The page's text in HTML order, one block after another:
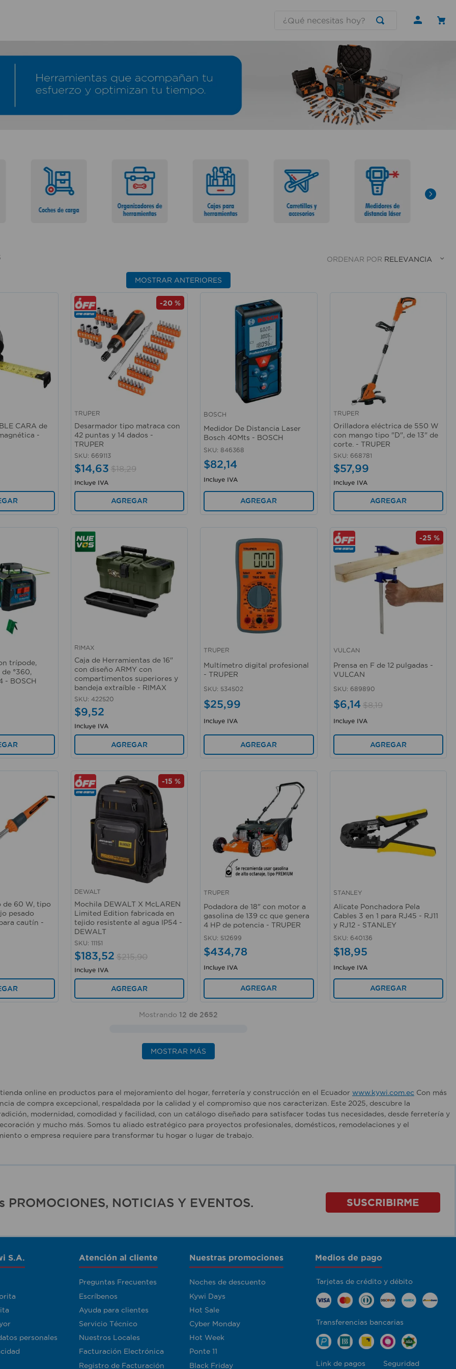
ORDENAR POR RELEVANCIA
MOSTRAR ANTERIORES
CARA de
-
-20 %
TRUPER
Desarmador tipo matraca con
42 puntas y 14 dados -
TRUPER
SKU: 669113
$14,63 $18,29
Incluye IVA
AGREGAR
Vista rápida
BOSCH
Medidor De Distancia Laser
Bosch 40Mts - BOSCH
SKU: 846368
$82,14
Incluye IVA
AGREGAR
TRUPER
Orilladora eléctrica de 550 W
con mango tipo "D", de 13" de
corte. - TRUPER
SKU: 668781
$57,99
Incluye IVA
AGREGAR
trípode,
°360,
- BOSCH
RIMAX
Caja de Herramientas de 16"
con diseño ARMY con
compartimentos superiores y
bandeja extraíble - RIMAX
SKU: 422520
$9,52
Incluye IVA
AGREGAR
Vista rápida
TRUPER
Multímetro digital profesional
- TRUPER
SKU: 534502
$25,99
Incluye IVA
AGREGAR
-25 %
Vista rápida
VULCAN
Prensa en F de 12 pulgadas -
VULCAN
SKU: 689890
$6,14 $8,19
Incluye IVA
AGREGAR
de 60 W, tipo
pesado
cautín -
-15 %
DEWALT
Mochila DEWALT X McLAREN
Limited Edition fabricada en
tejido resistente al agua IP54 -
DEWALT
SKU: 11151
$183,52 $215,90
Incluye IVA
AGREGAR
TRUPER
Podadora de 18" con motor a
gasolina de 139 cc que genera
4 HP de potencia - TRUPER
SKU: 512699
$434,78
Incluye IVA
AGREGAR
STANLEY
Alicate Ponchadora Pela
Cables 3 en 1 para RJ45 - RJ11
y RJ12 - STANLEY
SKU: 640136
$18,95
Incluye IVA
AGREGAR
Mostrando 12 de 2652
MOSTRAR MÁS
online en productos para el mejoramiento del hogar, ferretería y construcción en el Ecuador www.kywi.com.ec Con más
de compra excepcional, respaldada por la calidad y el compromiso que nos caracterizan. Este 2025, descubre la
modernidad, comodidad y facilidad, con un catálogo diseñado para satisfacer todas tus necesidades, desde ferretería y
y mucho más. Somos tu aliado estratégico para proyectos profesionales, domésticos, remodelaciones y el
o empresa requiere para transformar tu hogar o lugar de trabajo.
NOTICIAS Y EVENTOS. SUSCRIBIRME
S.A.
personales
Atención al cliente
Preguntas Frecuentes
Escríbenos
Ayuda para clientes
Servicio Técnico
Nuestros Locales
Facturación Electrónica
Registro de Facturación
Nuestras promociones
Noches de descuento
Kywi Days
Hot Sale
Cyber Monday
Hot Week
Ponte 11
Black Friday
Medios de pago
Tarjetas de crédito y débito
Transferencias bancarias
Link de pagos Seguridad
1.
lamparas
2.
ducha
3.
silla
8.
.
.